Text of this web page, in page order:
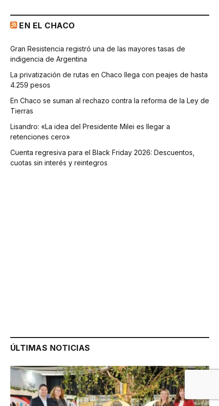
EN EL CHACO
Gran Resistencia registró una de las mayores tasas de
indigencia de Argentina
La privatización de rutas en Chaco llega con peajes de hasta
4.259 pesos
En Chaco se suman al rechazo contra la reforma de la Ley de
Tierras
Lisandro: «La idea del Presidente Milei es llegar a
retenciones cero»
Cuenta regresiva para el Black Friday 2026: Descuentos,
cuotas sin interés y reintegros
ÚLTIMAS NOTICIAS